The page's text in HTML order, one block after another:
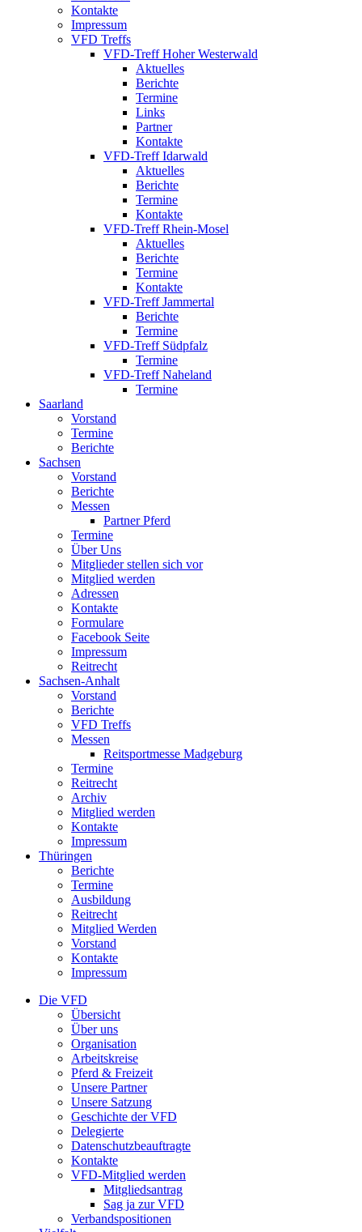
Kontakte
Impressum
VFD Treffs
VFD-Treff Hoher Westerwald
Aktuelles
Berichte
Termine
Links
Partner
Kontakte
VFD-Treff Idarwald
Aktuelles
Berichte
Termine
Kontakte
VFD-Treff Rhein-Mosel
Aktuelles
Berichte
Termine
Kontakte
VFD-Treff Jammertal
Berichte
Termine
VFD-Treff Südpfalz
Termine
VFD-Treff Naheland
Termine
Saarland
Vorstand
Termine
Berichte
Sachsen
Vorstand
Berichte
Messen
Partner Pferd
Termine
Über Uns
Mitglieder stellen sich vor
Mitglied werden
Adressen
Kontakte
Formulare
Facebook Seite
Impressum
Reitrecht
Sachsen-Anhalt
Vorstand
Berichte
VFD Treffs
Messen
Reitsportmesse Madgeburg
Termine
Reitrecht
Archiv
Mitglied werden
Kontakte
Impressum
Thüringen
Berichte
Termine
Ausbildung
Reitrecht
Mitglied Werden
Vorstand
Kontakte
Impressum
Die VFD
Übersicht
Über uns
Organisation
Arbeitskreise
Pferd & Freizeit
Unsere Partner
Unsere Satzung
Geschichte der VFD
Delegierte
Datenschutzbeauftragte
Kontakte
VFD-Mitglied werden
Mitgliedsantrag
Sag ja zur VFD
Verbandspositionen